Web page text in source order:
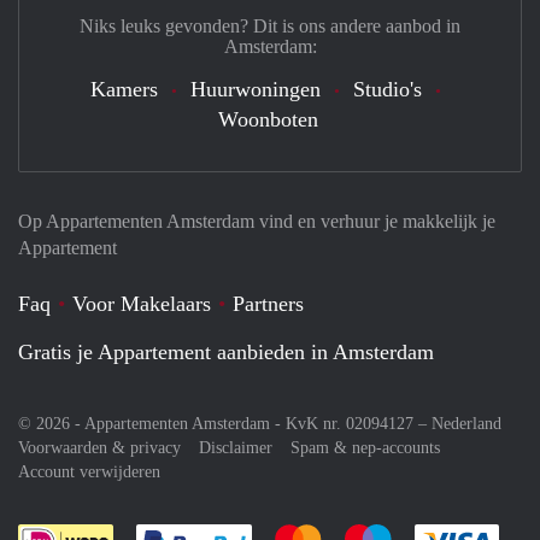
Op Appartementen Amsterdam vind en verhuur je makkelijk je
Appartement
Faq Voor Makelaars
Partners
Gratis je Appartement aanbieden in Amsterdam
© 2026 - Appartementen Amsterdam - KvK nr. 02094127 – Nederland
Voorwaarden & privacy
Disclaimer
Spam & nep-accounts
Account verwijderen
Niks leuks gevonden? Dit is ons andere aanbod in
Amsterdam:
Kamers Huurwoningen
Studio's
Woonboten